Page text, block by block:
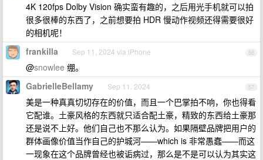
4K 120fps Dolby Vision 确实蛮有趣的，之后用光手机就可以拍
很多很棒的东西了，之前想要拍 HDR 慢动作视频还得需要很好
的相机呢！
56
frankilla Sep 11, 2024 via iPhone
@snowlee 绷。
57
GabrielleBellamy Sep 11, 2024
美是一种真真切切存在的价值，而且一个巴掌拍不响，你也得看
它配谁。土豪风格的东西就只适合配土豪，精致的东西给土豪那
还是说不上好。他们自己也不那么认为。如果隔壁品牌把用户的
群体画像价值当作自己的护城河——which is 非常愚蠢——而这
一现象在这个品牌曾经也被诟病过，那么是不是可以认为其实这